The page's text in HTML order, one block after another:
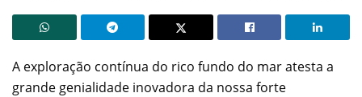
A exploração contínua do rico fundo do mar atesta a
grande genialidade inovadora da nossa forte